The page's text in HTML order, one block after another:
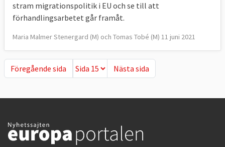
stram migrationspolitik i EU och se till att
förhandlingsarbetet går framåt.
Maria Malmer Stenergard (M) och Tomas Tobé (M) 11 juni 2021
Föregående sida
Föregående sida Nästa sida
Nästa sida